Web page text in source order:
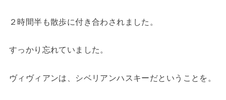
２時間半も散歩に付き合わされました。
すっかり忘れていました。
ヴィヴィアンは、シベリアンハスキーだということを。